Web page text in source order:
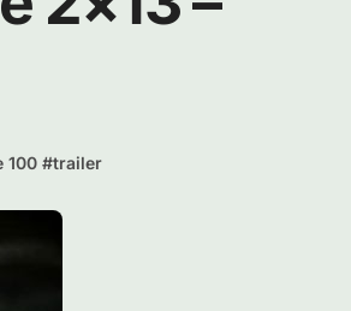
100 #trailer